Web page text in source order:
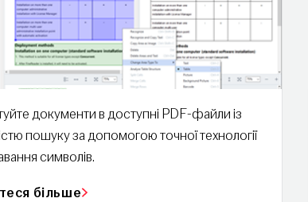
документи в доступні PDF-файли із
пошуку за допомогою точної технології
символів.
більше